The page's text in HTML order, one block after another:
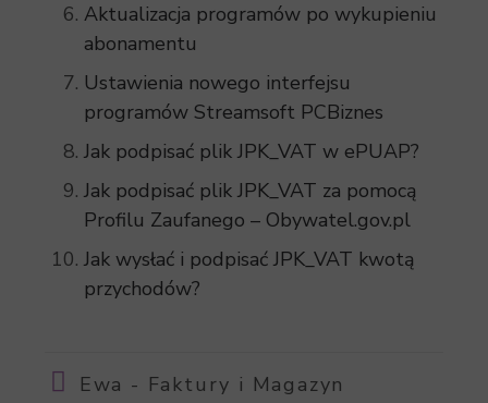
Aktualizacja programów po wykupieniu
abonamentu
Ustawienia nowego interfejsu
programów Streamsoft PCBiznes
Jak podpisać plik JPK_VAT w ePUAP?
Jak podpisać plik JPK_VAT za pomocą
Profilu Zaufanego – Obywatel.gov.pl
Jak wysłać i podpisać JPK_VAT kwotą
przychodów?
Ewa - Faktury i Magazyn